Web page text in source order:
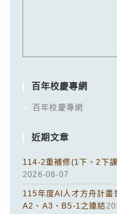
百年校慶專網
百年校慶專網
近期文章
114-2重補修(1下、2下
2026-08-07
115年度AI人才方舟計畫
A2、A3、B5-1之連結